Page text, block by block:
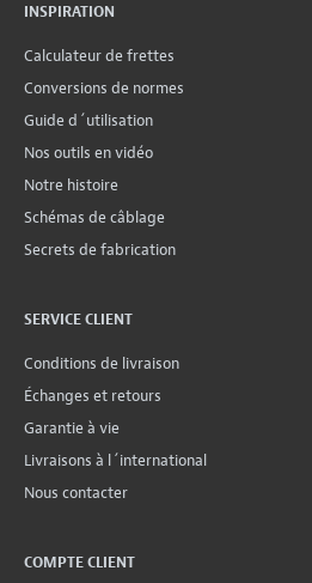
INSPIRATION
Calculateur de frettes
Conversions de normes
Guide d´utilisation
Nos outils en vidéo
Notre histoire
Schémas de câblage
Secrets de fabrication
SERVICE CLIENT
Conditions de livraison
Échanges et retours
Garantie à vie
Livraisons à l´international
Nous contacter
COMPTE CLIENT